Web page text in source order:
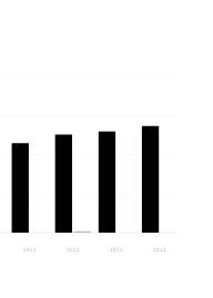
2021 2022 2023 2024